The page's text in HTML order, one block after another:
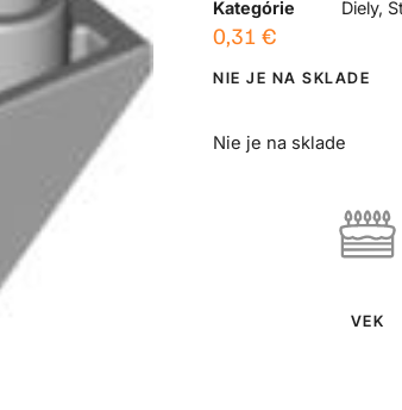
Kategórie
Diely,
0,31 €
NIE JE NA SKLADE
Nie je na sklade
VEK